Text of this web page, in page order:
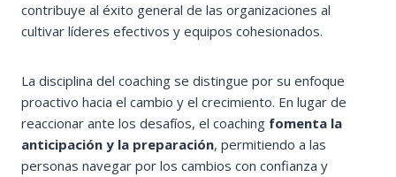
contribuye al éxito general de las organizaciones al
cultivar líderes efectivos y equipos cohesionados.
La disciplina del coaching se distingue por su enfoque
proactivo hacia el cambio y el crecimiento. En lugar de
reaccionar ante los desafíos, el coaching fomenta la
anticipación y la preparación, permitiendo a las
personas navegar por los cambios con confianza y